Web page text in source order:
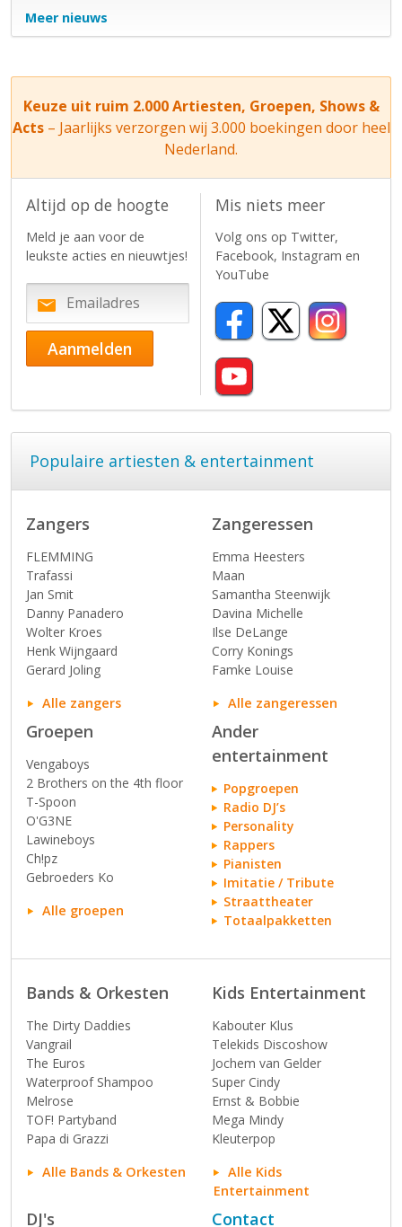
Meer nieuws
Keuze uit ruim 2.000 Artiesten, Groepen, Shows &
Acts– Jaarlijks verzorgen wij 3.000 boekingen door heel
Nederland.
Altijd op de hoogte
Meld je aan voor de
leukste acties en nieuwtjes!
Mis niets meer
Volg ons op Twitter,
Facebook, Instagram en
YouTube
Populaire artiesten & entertainment
Zangers
FLEMMING
Trafassi
Jan Smit
Danny Panadero
Wolter Kroes
Henk Wijngaard
Gerard Joling
Alle zangers
Zangeressen
Emma Heesters
Maan
Samantha Steenwijk
Davina Michelle
Ilse DeLange
Corry Konings
Famke Louise
Alle zangeressen
Groepen
Vengaboys
2 Brothers on the 4th floor
T-Spoon
O'G3NE
Lawineboys
Ch!pz
Gebroeders Ko
Alle groepen
Ander
entertainment
Popgroepen
Radio DJ’s
Personality
Rappers
Pianisten
Imitatie / Tribute
Straattheater
Totaalpakketten
Bands & Orkesten
The Dirty Daddies
Vangrail
The Euros
Waterproof Shampoo
Melrose
TOF! Partyband
Papa di Grazzi
Alle Bands & Orkesten
Kids Entertainment
Kabouter Klus
Telekids Discoshow
Jochem van Gelder
Super Cindy
Ernst & Bobbie
Mega Mindy
Kleuterpop
Alle Kids
Entertainment
DJ's Contact